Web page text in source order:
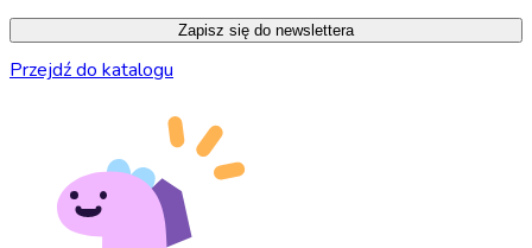
Zapisz się do newslettera
Przejdź do katalogu